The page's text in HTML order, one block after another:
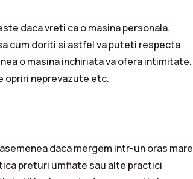
daca vreti ca o masina personala.
cum doriti si astfel va puteti respecta
o masina inchiriata va ofera intimitate.
opriri neprevazute etc.
daca mergem intr-un oras mare
preturi umflate sau alte practici